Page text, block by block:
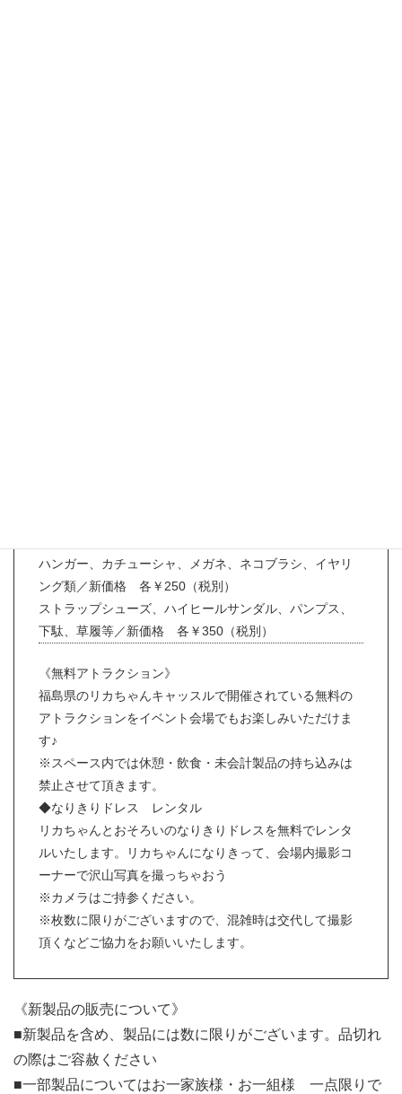
ハンガー、カチューシャ、メガネ、ネコブラシ、イヤリ
ング類／新価格 各￥250（税別）
ストラップシューズ、ハイヒールサンダル、パンプス、
下駄、草履等／新価格 各￥350（税別）
《無料アトラクション》
福島県のリカちゃんキャッスルで開催されている無料の
アトラクションをイベント会場でもお楽しみいただけま
す♪
※スペース内では休憩・飲食・未会計製品の持ち込みは
禁止させて頂きます。
◆なりきりドレス レンタル
リカちゃんとおそろいのなりきりドレスを無料でレンタ
ルいたします。リカちゃんになりきって、会場内撮影コ
ーナーで沢山写真を撮っちゃおう
※カメラはご持参ください。
※枚数に限りがございますので、混雑時は交代して撮影
頂くなどご協力をお願いいたします。
《新製品の販売について》
■新製品を含め、製品には数に限りがございます。品切れ
の際はご容赦ください
■一部製品についてはお一家族様・お一組様 一点限りで